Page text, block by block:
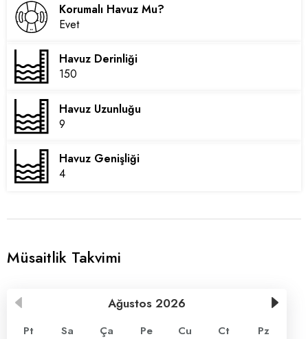
Korumalı Havuz Mu?
Evet
Havuz Derinliği
150
Havuz Uzunluğu
9
Havuz Genişliği
4
Müsaitlik Takvimi
Ağustos 2026
Pt Sa Ça Pe Cu Ct
Pz